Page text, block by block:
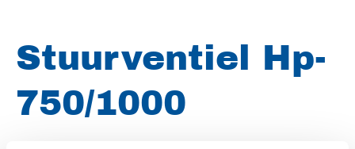
Stuurventiel Hp-
750/1000